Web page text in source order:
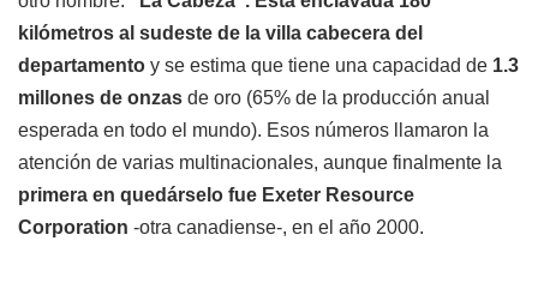
kilómetros al sudeste de la villa cabecera del
departamento y se estima que tiene una capacidad de 1.3
millones de onzas de oro (65% de la producción anual
esperada en todo el mundo). Esos números llamaron la
atención de varias multinacionales, aunque finalmente la
primera en quedárselo fue Exeter Resource
Corporation -otra canadiense-, en el año 2000.